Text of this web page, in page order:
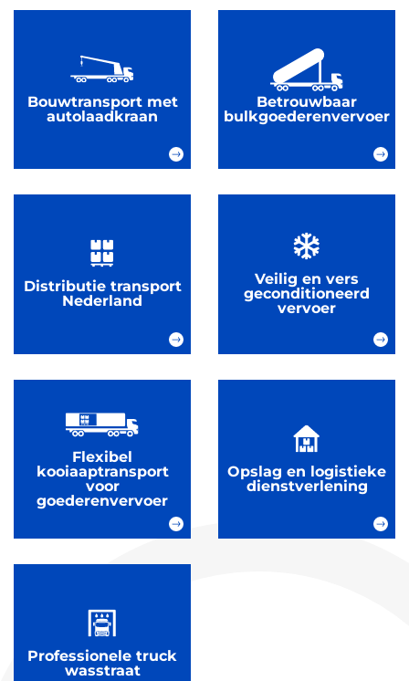
Bouwtransport met
autolaadkraan
Betrouwbaar
bulkgoederenvervoer
Distributie transport
Nederland
Veilig en vers
geconditioneerd
vervoer
Flexibel
kooiaaptransport
voor
goederenvervoer
Opslag en logistieke
dienstverlening
Professionele truck
wasstraat